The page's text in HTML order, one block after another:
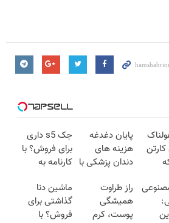
پایان دغدغه
هزینه های
دندان پزشکی با
کننده خانگی
جک s5 داری
برای فروش؟ با
کارنامه به
بفروش!
راز طراوت
همیشگی
پوست، کرم
ماشین دنا
گذاشتی برای
فروش؟ با